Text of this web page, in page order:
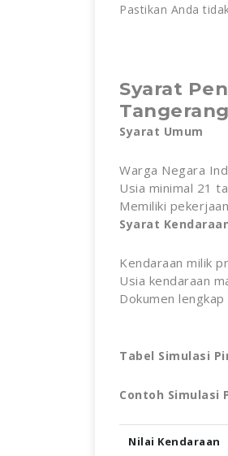
Pastikan Anda
Syarat
Tangerang
Syarat Umum
Warga Negara
Usia minimal 21
Memiliki
Syarat
Kendaraan milik
Usia kendaraan
Dokumen lengkap
Tabel Simulasi
Contoh Simulasi
Nilai Kendaraan